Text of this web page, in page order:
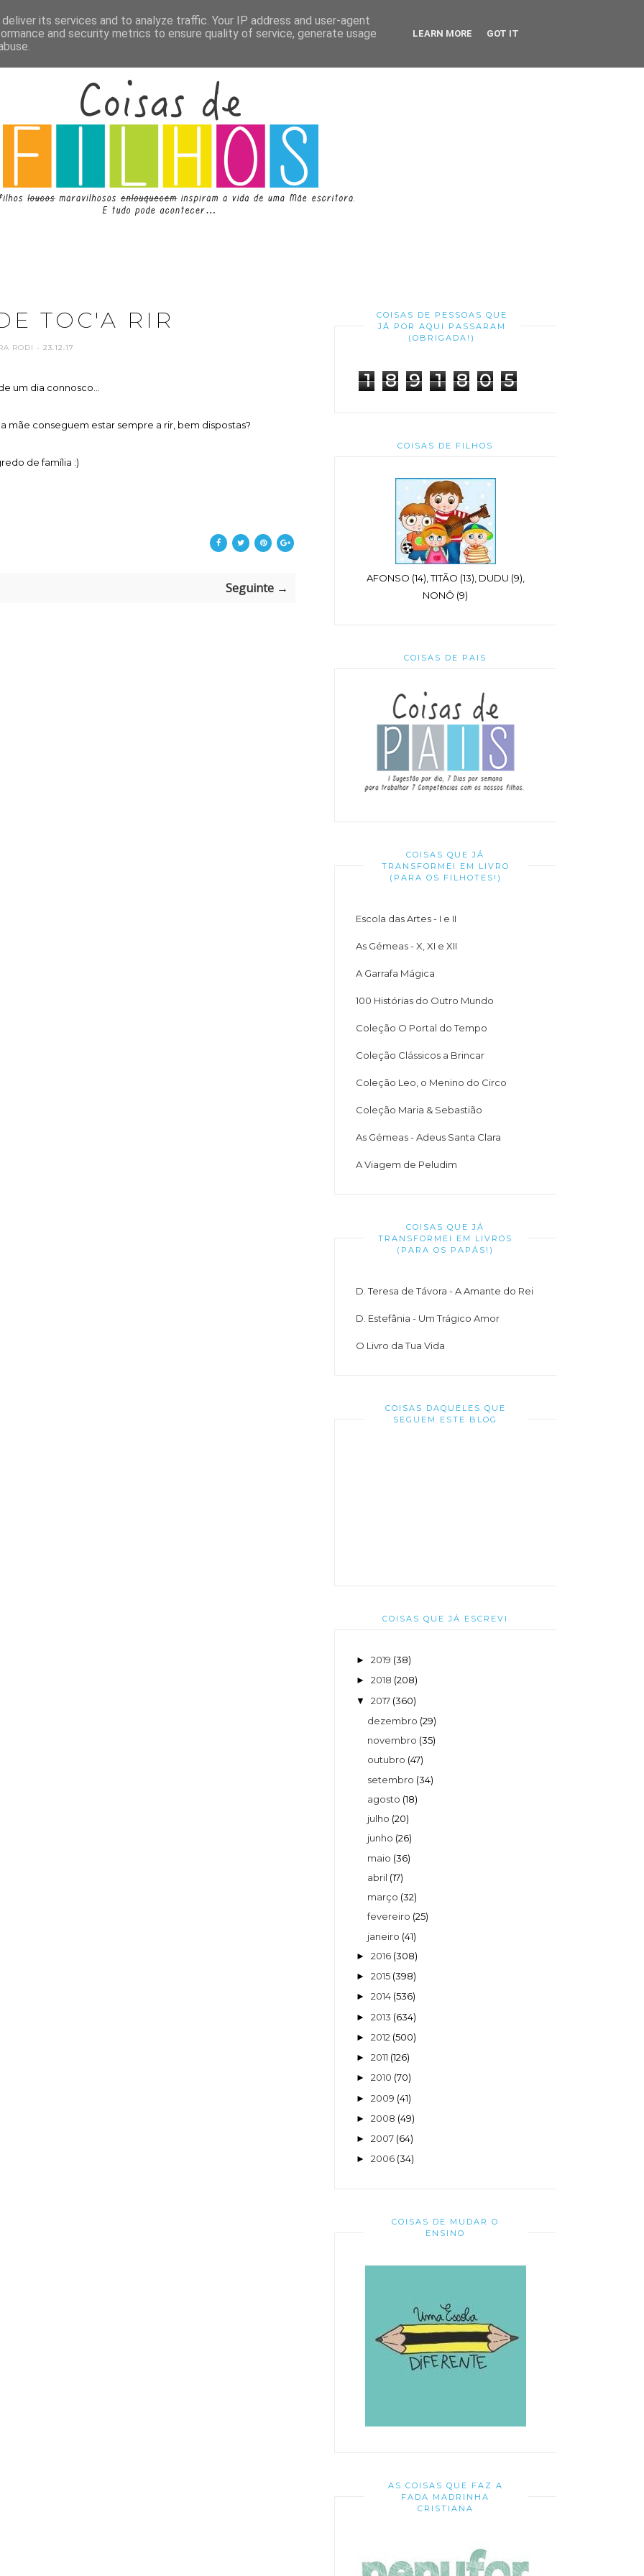
TOC'A RIR
RODI - 23.12.17
um dia connosco...
mãe conseguem estar sempre a rir, bem dispostas?
de família :)
Seguinte →
COISAS DE PESSOAS QUE
JÁ POR AQUI PASSARAM
(OBRIGADA!)
1 8 9 1 8 0 5
COISAS DE FILHOS
AFONSO (14), TITÃO (13), DUDU (9),
NONÔ (9)
COISAS DE PAIS
COISAS QUE JÁ
TRANSFORMEI EM LIVRO
(PARA OS FILHOTES!)
Escola das Artes - I e II
As Gémeas - X, XI e XII
A Garrafa Mágica
100 Histórias do Outro Mundo
Coleção O Portal do Tempo
Coleção Clássicos a Brincar
Coleção Leo, o Menino do Circo
Coleção Maria & Sebastião
As Gémeas - Adeus Santa Clara
A Viagem de Peludim
COISAS QUE JÁ
TRANSFORMEI EM LIVROS
(PARA OS PAPÁS!)
D. Teresa de Távora - A Amante do Rei
D. Estefânia - Um Trágico Amor
O Livro da Tua Vida
COISAS DAQUELES QUE
SEGUEM ESTE BLOG
COISAS QUE JÁ ESCREVI
► 2019 (38)
► 2018 (208)
▼ 2017 (360)
dezembro (29)
novembro (35)
outubro (47)
setembro (34)
agosto (18)
julho (20)
junho (26)
maio (36)
abril (17)
março (32)
fevereiro (25)
janeiro (41)
► 2016 (308)
► 2015 (398)
► 2014 (536)
► 2013 (634)
► 2012 (500)
► 2011 (126)
► 2010 (70)
► 2009 (41)
► 2008 (49)
► 2007 (64)
► 2006 (34)
COISAS DE MUDAR O
ENSINO
AS COISAS QUE FAZ A
FADA MADRINHA
CRISTIANA
its services and to analyze traffic. Your IP address and user-agent
and security metrics to ensure quality of service, generate usage
LEARN MORE GOT IT